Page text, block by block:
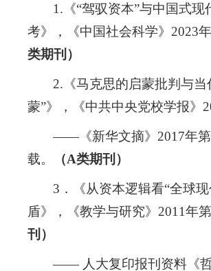
1.《“驾驭资本”与中国式现
考》，《中国社会科学》2023年
类期刊）
2.《马克思的启蒙批判与当
蒙”》，《中共中央党校学报》
——《新华文摘》2017年
载。
（A类期刊）
3．《从资本逻辑看“全球
盾》，《教学与研究》2011年第
刊）
—— 人大复印报刊资料《哲